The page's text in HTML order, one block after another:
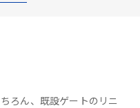
ろん、既設ゲートのリニ